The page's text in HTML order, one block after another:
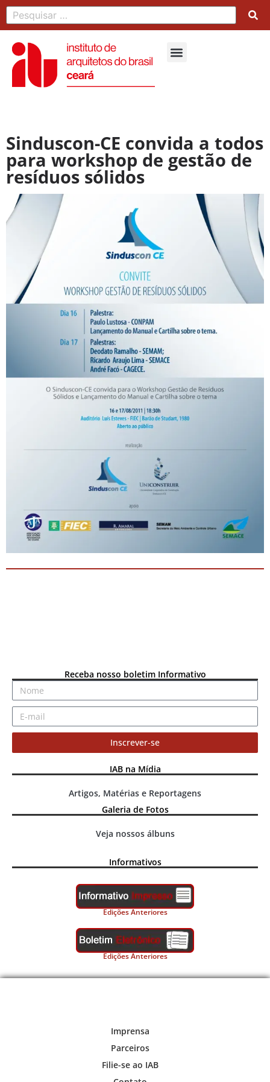
Sinduscon-CE convida a todos
para workshop de gestão de
resíduos sólidos
Receba nosso boletim Informativo
Inscrever-se
IAB na Mídia
Artigos, Matérias e Reportagens
Galeria de Fotos
Veja nossos álbuns
Informativos
Edições Anteriores
Edições Anteriores
Imprensa
Parceiros
Filie-se ao IAB